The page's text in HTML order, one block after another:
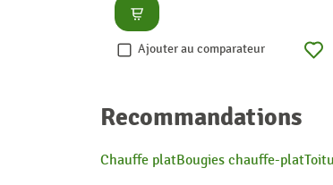
Consulter
Ajouter au comparateur
Recommandations
Chauffe platBougies chauffe-plat